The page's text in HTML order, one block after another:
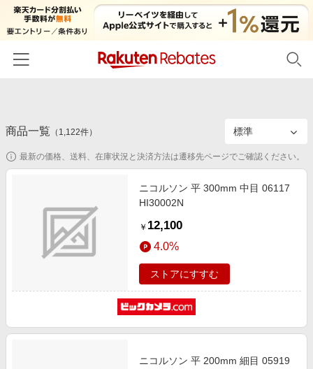
カテゴリー一覧
百貨店・総合ECモール
ファッション・インナー・小物
食品・スイーツ・お酒
日用品・キッチン用品
コスメ・健康・医薬品
家電・PC・スマホ・カメラ
イベント一覧
初回購入者限定特典
対象ストア新規限定特典
新着ストアのご紹介
楽天サービス特集
友達紹介
楽天IDでログイン/会員登録
商品一覧 （ 1,122件）
最新の価格、送料、在庫状況と決済方法は遷移先ページでご確認ください。
ニコルソン 平 300mm 中目 06117
HI30002N
￥ 12,100
4.0%
ストアにすすむ
ニコルソン 平 200mm 細目 05919